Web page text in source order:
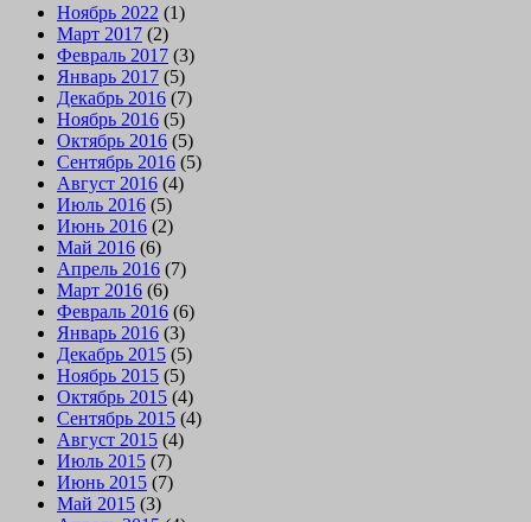
Ноябрь 2022 (1)
Март 2017 (2)
Февраль 2017 (3)
Январь 2017 (5)
Декабрь 2016 (7)
Ноябрь 2016 (5)
Октябрь 2016 (5)
Сентябрь 2016 (5)
Август 2016 (4)
Июль 2016 (5)
Июнь 2016 (2)
Май 2016 (6)
Апрель 2016 (7)
Март 2016 (6)
Февраль 2016 (6)
Январь 2016 (3)
Декабрь 2015 (5)
Ноябрь 2015 (5)
Октябрь 2015 (4)
Сентябрь 2015 (4)
Август 2015 (4)
Июль 2015 (7)
Июнь 2015 (7)
Май 2015 (3)